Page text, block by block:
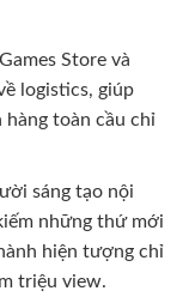
Store và
logistics, giúp
hàng toàn cầu chỉ
sáng tạo nội
những thứ mới
hiện tượng chỉ
triệu view.